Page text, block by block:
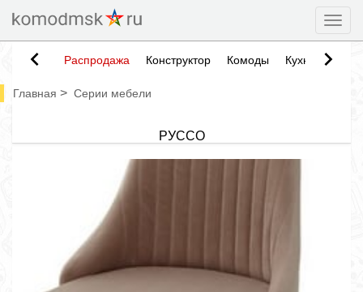
Распродажа Конструктор Комоды Кухни
Главная > Серии мебели
РУССО